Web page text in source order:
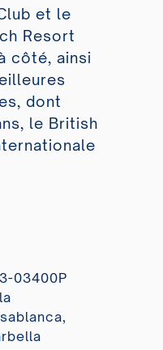
et le
Resort
côté, ainsi
dont
le British
03400P